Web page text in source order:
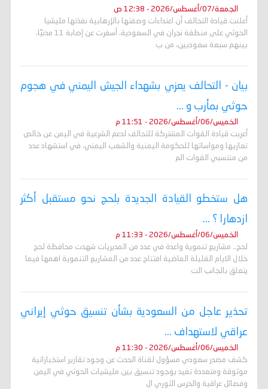
الجمعة/07/أغسطس/2026 - 12:38 ص
أعلنت قيادة التحالف أن اعتداءات وصفتها بالإرهابية نفذتها مليشيا
الحوثي على منطقة نجران في السعودية، أسفرت عن إصابة 11 مدنيًا،
بينهم سبعة سعوديين، من ب
بيان - التحالف يعزي بشهداء الجيش اليمني في هجوم
حوثي بمأرب و ...
الخميس/06/أغسطس/2026 - 11:51 م
أعربت قيادة القوات المشتركة للتحالف لدعم الشرعية في اليمن عن خالص
تعازيها ومواساتها للحكومة اليمنية والشعب اليمني، في استشهاد عدد
من منتسبي القوات الم
هل ستخطو القيادة الجديدة بلحج نحو مستقبل أكثر
ازدهارا ؟ ...
الخميس/06/أغسطس/2026 - 11:33 م
لحج.. مشاريع تنموية واعدة في عدد من المديريات شهدت محافظة لحج
خلال الايام القليلة الماضية افتتاح عدد من المشاريع التنموية اهمها فيما
يتعلق بالجانب الت
تحذير عاجل من السعودية بشأن تنسيق حوثي إيراني
عراقي لاستهداف ...
الخميس/06/أغسطس/2026 - 11:30 م
كشف مصدر سعودي مسؤول لقناة الحدث عن وجود تقارير استخباراتية
موثوقة ومتعددة تفيد بوجود تنسيق بين مليشيات الحوثي في اليمن
وفصائل عراقية والحرس الثوري ال